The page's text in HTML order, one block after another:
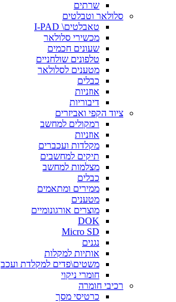
שרתים
סלולאר וטבלטים
טאבלטים\ I-PAD
מכשירי סלולאר
שעונים חכמים
טלפונים שולחניים
מטענים לסלולאר
כבלים
אוזניות
דיבוריות
ציוד הקפי ואביזרים
רמקולים למחשב
אוזניות
מקלדות ועכברים
תיקים למחשבים
מצלמות למחשב
כבלים
ממירים ומתאמים
מטענים
מוצרים אורגונומיים
DOK
Micro SD
נגנים
אותיות למקלות
משטים\פדים למקלדת ועכב
חומרי ניקוי
רכיבי חומרה
כרטיסי מסך